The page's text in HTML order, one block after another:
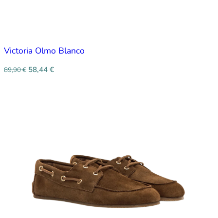
Victoria Olmo Blanco
89,90€ 58,44 €